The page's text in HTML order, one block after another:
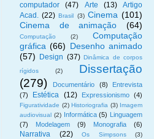
computador
(47) Arte (13)
Artigo
Acad. (22) Brasil (3) Cinema (101)
Cinema de animação
(64)
Computação (2)
Computação
gráfica (66) Desenho animado
(57)
Design (37) Dinâmica de corpos
rígidos
(2)
Dissertação
(279)
Documentário (8)
Entrevista
(7)
Estética (12) Expressionismo (4)
Figuratividade (2) Historiografia (3) Imagem
audiovisual (2) Informática (5) Linguagem
(7)
Modelagem (9) Monografia (6)
Narrativa (22) Os Simpsons (3)